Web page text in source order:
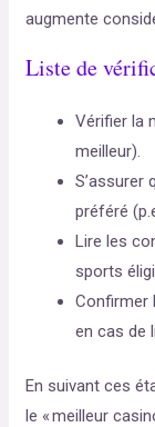
augmente
Liste de
Vérifier la
meilleur).
S’assurer
préféré
Lire les
sports
Confirmer
en cas de
En suivant ces
le « meilleur